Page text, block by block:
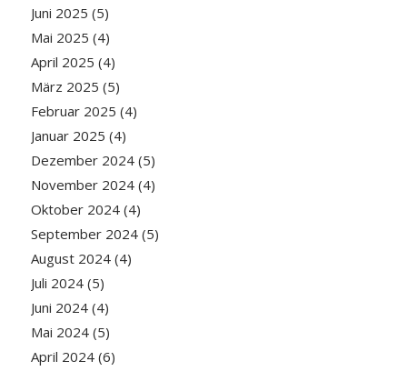
Juni 2025 (5)
Mai 2025 (4)
April 2025 (4)
März 2025 (5)
Februar 2025 (4)
Januar 2025 (4)
Dezember 2024(5)
November 2024(4)
Oktober 2024(4)
September 2024(5)
August 2024(4)
Juli 2024(5)
Juni 2024(4)
Mai 2024(5)
April 2024(6)